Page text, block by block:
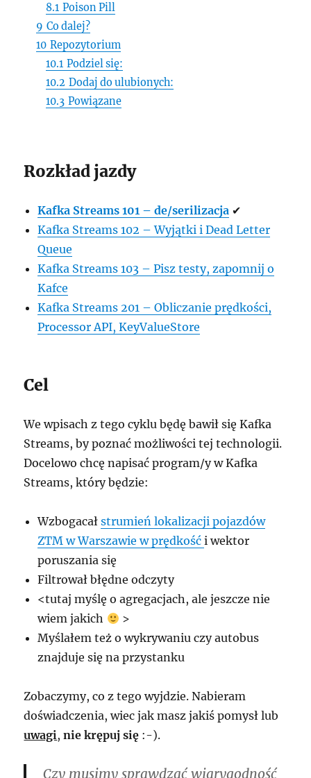
8.1 Poison Pill
9 Co dalej?
10 Repozytorium
10.1 Podziel się:
10.2 Dodaj do ulubionych:
10.3 Powiązane
Rozkład jazdy
Kafka Streams 101 – de/serilizacja ✔
Kafka Streams 102 – Wyjątki i Dead Letter
Queue
Kafka Streams 103 – Pisz testy, zapomnij o
Kafce
Kafka Streams 201 – Obliczanie prędkości,
Processor API, KeyValueStore
Cel
We wpisach z tego cyklu będę bawił się Kafka
Streams, by poznać możliwości tej technologii.
Docelowo chcę napisać program/y w Kafka
Streams, który będzie:
Wzbogacałstrumień lokalizacji pojazdów
ZTM w Warszawie w prędkośći wektor
poruszania się
Filtrował błędne odczyty
<tutaj myślę o agregacjach, ale jeszcze nie
wiem jakich
>
Myślałem też o wykrywaniu czy autobus
znajduje się na przystanku
Zobaczymy, co z tego wyjdzie. Nabieram
doświadczenia, wiec jak masz jakiś pomysł lub
uwagi ,nie krępuj się :-).
Czy musimy sprawdzać wiarygodność